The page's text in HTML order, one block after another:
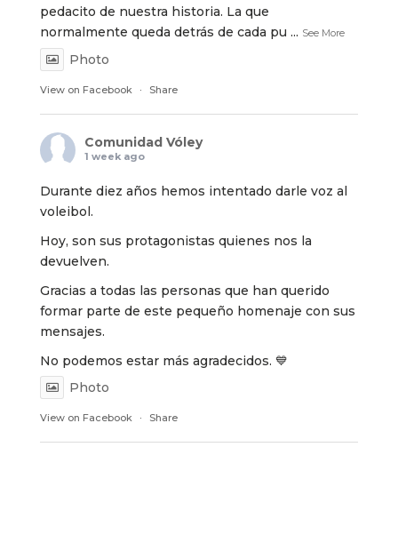
pedacito de nuestra historia. La que
normalmente queda detrás de cada pu ... See More
Photo
View on Facebook · Share
Comunidad Vóley
1 week ago
Durante diez años hemos intentado darle voz al
voleibol.
Hoy, son sus protagonistas quienes nos la
devuelven.
Gracias a todas las personas que han querido
formar parte de este pequeño homenaje con sus
mensajes.
No podemos estar más agradecidos. 💙
Photo
View on Facebook · Share